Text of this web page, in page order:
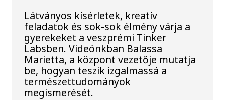
Látványos kísérletek, kreatív
feladatok és sok-sok élmény várja a
gyerekeket a veszprémi Tinker
Labsben. Videónkban Balassa
Marietta, a központ vezetője mutatja
be, hogyan teszik izgalmassá a
természettudományok
megismerését.